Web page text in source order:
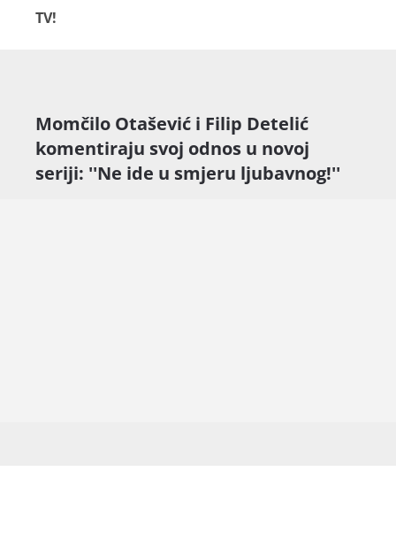
TV!
Momčilo Otašević i Filip Detelić
komentiraju svoj odnos u novoj
seriji: ''Ne ide u smjeru ljubavnog!''